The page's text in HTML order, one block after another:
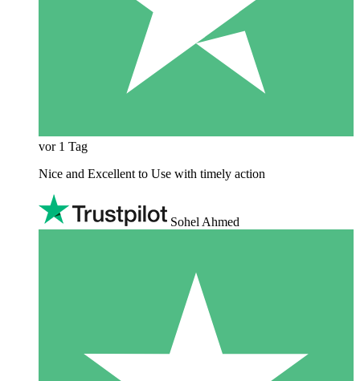
vor 1 Tag
Nice and Excellent to Use with timely action
Sohel Ahmed